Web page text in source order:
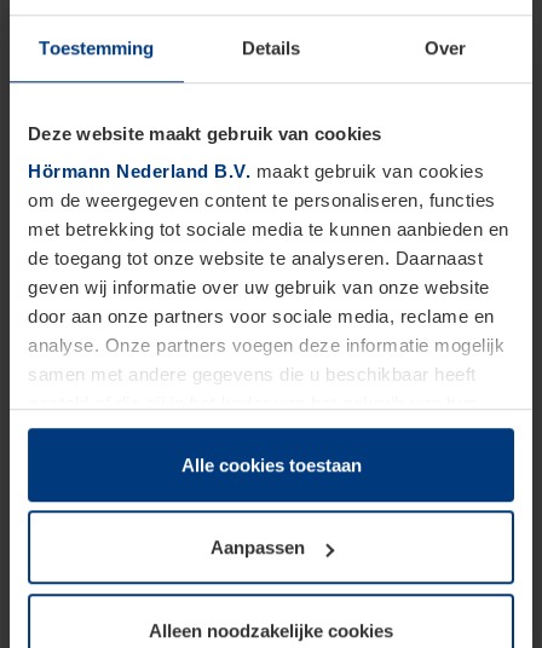
Toestemming Details Over
Deze website maakt gebruik van cookies
Hörmann Nederland B.V. maakt gebruik van cookies
om de weergegeven content te personaliseren, functies
met betrekking tot sociale media te kunnen aanbieden en
de toegang tot onze website te analyseren. Daarnaast
geven wij informatie over uw gebruik van onze website
door aan onze partners voor sociale media, reclame en
analyse. Onze partners voegen deze informatie mogelijk
samen met andere gegevens die u beschikbaar heeft
dienstverlening hebben verzameld.
Juridisch zijn wij gerechtigd om cookies op uw computer
onze pagina's absoluut noodzakelijk is. Voor alle andere
soorten cookies is uw toestemming vereist. Uw
toestemming kunt u op elk moment bij de uitleg van de
wijzigen of herroepen.
Alle cookies toestaan
Aanpassen
Alleen noodzakelijke cookies
Blader door onze producten
Garagesectionaaldeuren
Sectionaaldeuren gaan verticaal naar boven open
en worden onder het plafond opgehangen om
ruimte te besparen. Door deze constructie bieden ze
maximale ruimte in en voor de garage.